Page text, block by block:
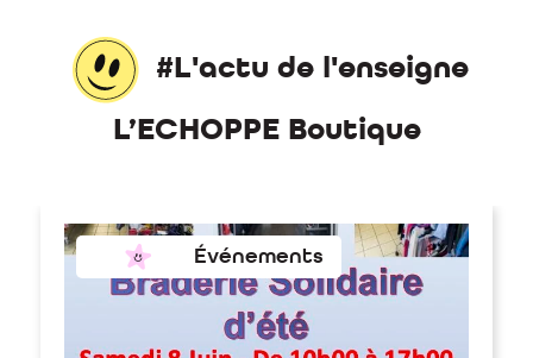
#L'actu de l'enseigne
L’ECHOPPE Boutique
Événements